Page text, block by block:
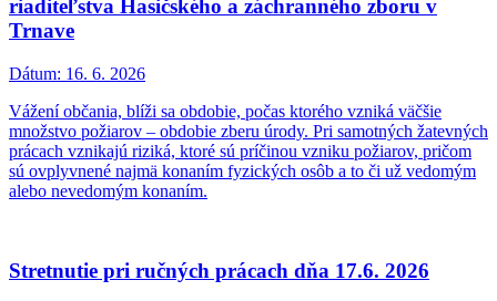
riaditeľstva Hasičského a záchranného zboru v
Trnave
Dátum: 16. 6. 2026
Vážení občania, blíži sa obdobie, počas ktorého vzniká väčšie
množstvo požiarov – obdobie zberu úrody. Pri samotných žatevných
prácach vznikajú riziká, ktoré sú príčinou vzniku požiarov, pričom
sú ovplyvnené najmä konaním fyzických osôb a to či už vedomým
alebo nevedomým konaním.
Stretnutie pri ručných prácach dňa 17.6. 2026